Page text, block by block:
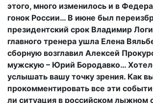
этого, много изменилось и в
гонок России… В июне был
президентский срок Владимир
главного тренера ушла Елена
сборную возглавил Алексей
мужскую – Юрий Бородавко…
услышать вашу точку зрения. Как
прокомментировать все эти
ли ситуация в российском лыжном